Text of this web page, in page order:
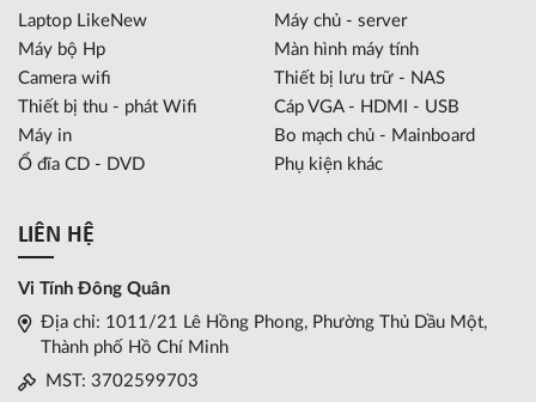
Laptop LikeNew
Máy chủ - server
Máy bộ Hp
Màn hình máy tính
Camera wifi
Thiết bị lưu trữ - NAS
Thiết bị thu - phát Wifi
Cáp VGA - HDMI - USB
Máy in
Bo mạch chủ - Mainboard
Ổ đĩa CD - DVD
Phụ kiện khác
LIÊN HỆ
Vi Tính Đông Quân
Địa chỉ: 1011/21 Lê Hồng Phong, Phường Thủ Dầu Một,
Thành phố Hồ Chí Minh
MST: 3702599703